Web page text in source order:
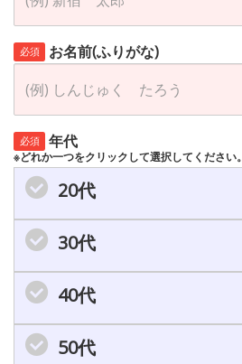
必須 お名前(ふりがな)
必須 年代
※どれか一つをクリックして選択してください。
20代
30代
40代
50代